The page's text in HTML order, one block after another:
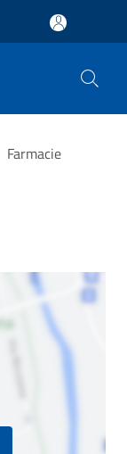
Farmacie